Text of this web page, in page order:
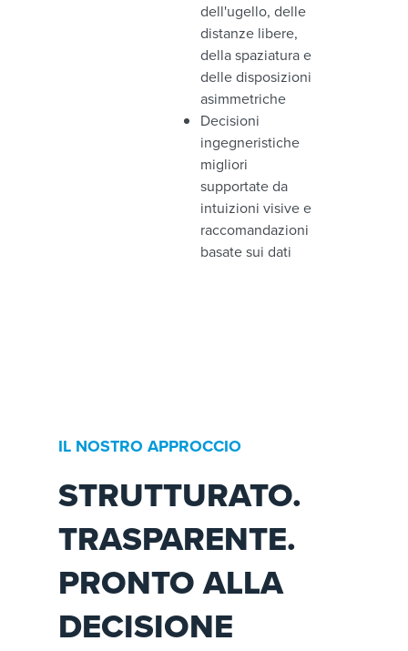
dell'ugello, delle
distanze libere,
della spaziatura e
delle disposizioni
asimmetriche
Decisioni
ingegneristiche
migliori
supportate da
intuizioni visive e
raccomandazioni
basate sui dati
IL NOSTRO APPROCCIO
STRUTTURATO.
TRASPARENTE.
PRONTO ALLA
DECISIONE